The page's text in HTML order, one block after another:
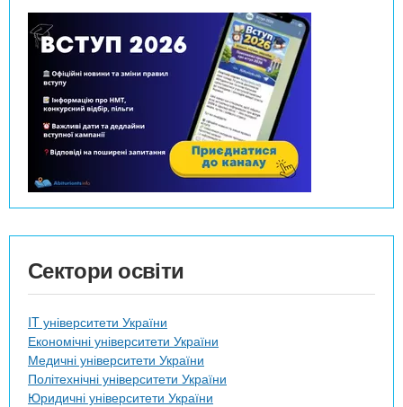
Сектори освіти
IT університети України
Економічні університети України
Медичні університети України
Політехнічні університети України
Юридичні університети України